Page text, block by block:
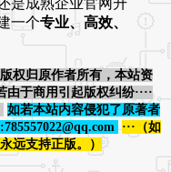
一个专业、高效、
权归原作者所有，本站资
由于商用引起版权纠纷····
如若本站内容侵犯了原著者
···（如
远支持正版。）